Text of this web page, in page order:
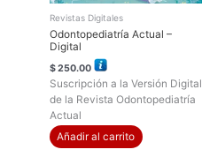
Revistas Digitales
Odontopediatría Actual –
Digital
$250.00
Suscripción a la Versión Digital
de la Revista Odontopediatría
Actual
Añadir al carrito